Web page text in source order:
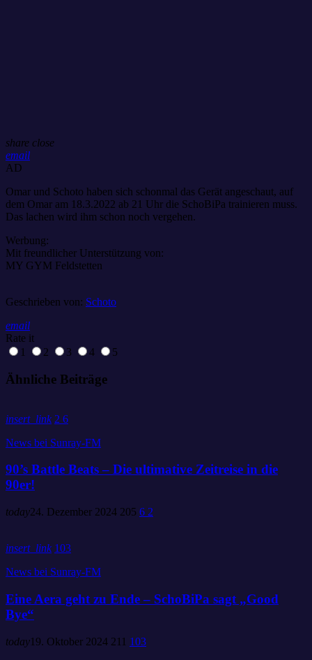
share close
email
AD
Omar und Schoto haben sich schonmal das Gerät angeschaut, auf
dem Omar am 18.3.2022 ab 21 Uhr die SchoBiPa trainieren muss.
Das lachen wird ihm schon noch vergehen.
Werbung:
Mit freundlicher Unterstützung von:
MY GYM Feldstetten
Geschrieben von: Schoto
email
Rate it
1
2 3 4 5
Ähnliche Beiträge
insert_link 2 6
News bei Sunray-FM
90’s Battle Beats – Die ultimative Zeitreise in die
90er!
today24. Dezember 2024 205 6 2
insert_link 103
News bei Sunray-FM
Eine Aera geht zu Ende – SchoBiPa sagt „Good
Bye“
today19. Oktober 2024 211 103